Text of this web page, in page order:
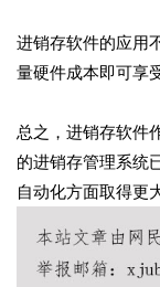
进销存软件的应用
量硬件成本即可享
总之，进销存软件
的进销存管理系统
自动化方面取得更